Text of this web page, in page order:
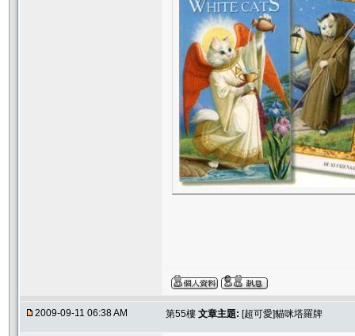
2009-09-11 06:38 AM 第55樓 文章主題: [超可愛]貓咪塔羅牌